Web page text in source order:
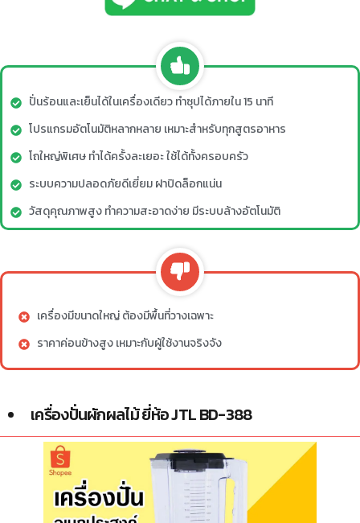
ปั่นร้อนและเย็นได้ในเครื่องเดียว ทำซุปได้ภายใน 15 นาที
โปรแกรมอัตโนมัติหลากหลาย เหมาะสำหรับทุกสูตรอาหาร
โถใหญ่พิเศษ ทำได้ครั้งละเยอะ ใช้ได้ทั้งครอบครัว
ระบบความปลอดภัยดีเยี่ยม ฝาปิดล็อกแน่น
วัสดุคุณภาพสูง ทำความสะอาดง่าย มีระบบล้างอัตโนมัติ
เครื่องมีขนาดใหญ่ ต้องมีพื้นที่วางเฉพาะ
ราคาค่อนข้างสูง เหมาะกับผู้ใช้งานจริงจัง
เครื่องปั่นผักผลไม้ ยี่ห้อ JTL BD-388